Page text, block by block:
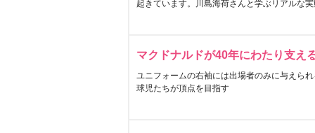
起きています。川島海荷さんと学ぶリアルな
マクドナルドが40年にわたり支え
ユニフォームの右袖には出場者のみに与えら
球児たちが頂点を目指す